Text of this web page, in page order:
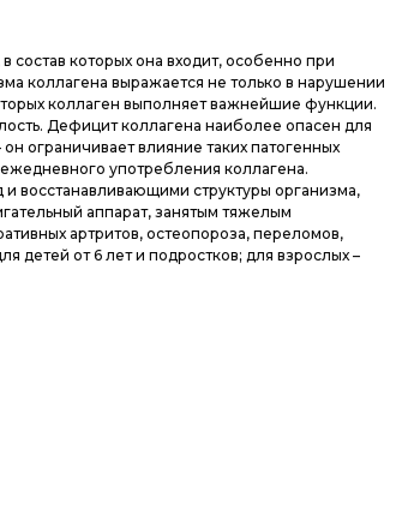
состав которых она входит, особенно при
коллагена выражается не только в нарушении
коллаген выполняет важнейшие функции.
Дефицит коллагена наиболее опасен для
ограничивает влияние таких патогенных
употребления коллагена.
восстанавливающими структуры организма,
аппарат, занятым тяжелым
артритов, остеопороза, переломов,
детей от 6 лет и подростков; для взрослых –